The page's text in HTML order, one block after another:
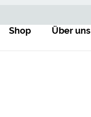
Shop Über uns